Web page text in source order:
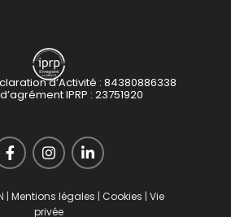
d’Activité : 84380886338
IPRP : 23751920
| Mentions légales | Cookies | Vie
privée06 48 08 86 08